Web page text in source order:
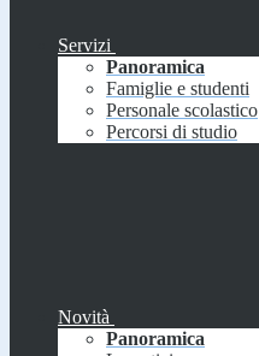
Servizi
Panoramica
Famiglie e studenti
Personale scolastico
Percorsi di studio
Novità
Panoramica